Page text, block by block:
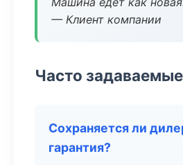
— Клиент компании
Часто
Сохраняется ли
гарантия?